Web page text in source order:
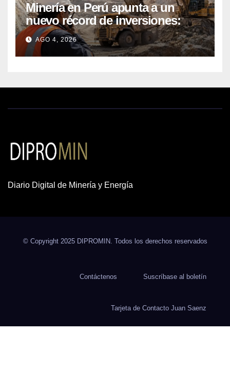
Minería en Perú apunta a un
nuevo récord de inversiones:
crecen los petitorios y el FMI
insta a destrabar proyectos
AGO 4, 2026
Diario Digital de Minería y Energía
© Copyright 2025 DIPROMIN. Todos los derechos reservados
Contáctenos Suscríbase al boletín
Tarjeta de Contacto Juan Saenz